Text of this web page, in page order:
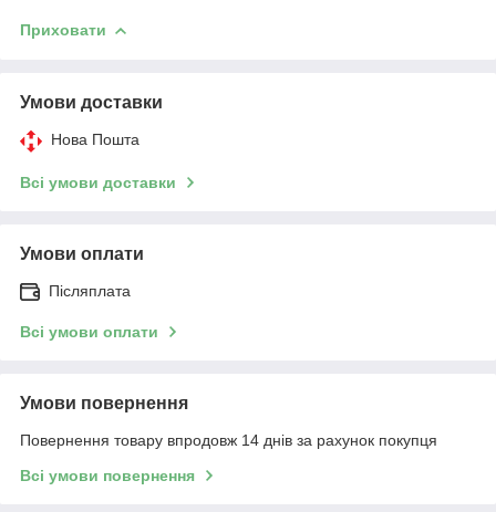
Приховати
Умови доставки
Нова Пошта
Всі умови доставки
Умови оплати
Післяплата
Всі умови оплати
Умови повернення
Повернення товару впродовж 14 днів за рахунок покупця
Всі умови повернення